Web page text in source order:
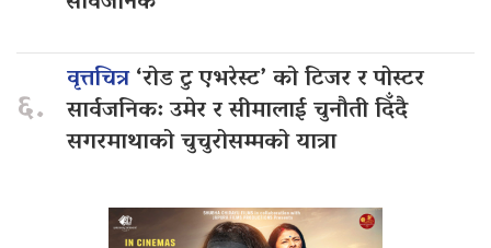
६.
वृत्तचित्र‘रोड टु एभरेस्ट’ को टिजर र पोस्टर
सार्वजनिक: उमेर र सीमालाई चुनौती दिँदै
सगरमाथाको चुचुरोसम्मको यात्रा